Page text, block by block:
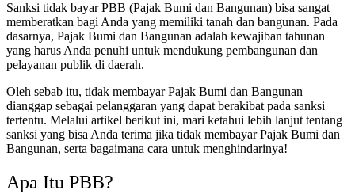
Sanksi tidak bayar PBB (Pajak Bumi dan Bangunan) bisa sangat
memberatkan bagi Anda yang memiliki tanah dan bangunan. Pada
dasarnya, Pajak Bumi dan Bangunan adalah kewajiban tahunan
yang harus Anda penuhi untuk mendukung pembangunan dan
pelayanan publik di daerah.
Oleh sebab itu, tidak membayar Pajak Bumi dan Bangunan
dianggap sebagai pelanggaran yang dapat berakibat pada sanksi
tertentu. Melalui artikel berikut ini, mari ketahui lebih lanjut tentang
sanksi yang bisa Anda terima jika tidak membayar Pajak Bumi dan
Bangunan, serta bagaimana cara untuk menghindarinya!
Apa Itu PBB?